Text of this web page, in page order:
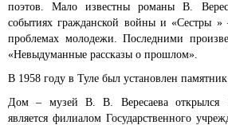
поэтов. Мало известны романы В.
событиях гражданской войны и «Сестры
проблемах молодежи. Последними
«Невыдуманные рассказы о прошлом».
В 1958 году в Туле был установлен
Дом – музей В. В. Вересаева открылся
является филиалом Государственного